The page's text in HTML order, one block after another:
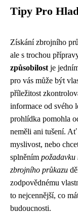
Tipy Pro
Získání zbrojního
ale s trochou
způsobilost je
pro vás může být
příležitost
informace od svého
prohlídka pomohla
neměli ani tušení. Ať
myslivost, nebo
splněním
zbrojního průkazu
zodpovědnému
to nejcennější, co
budoucnosti.